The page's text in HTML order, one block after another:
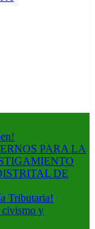
PARA LA
DE
Tributaria!
civismo y